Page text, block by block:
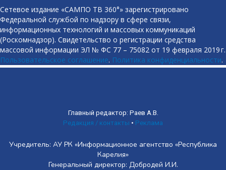
Сетевое издание «САМПО ТВ 360°» зарегистрировано
Федеральной службой по надзору в сфере связи,
информационных технологий и массовых коммуникаций
(Роскомнадзор). Свидетельство о регистрации средства
массовой информации ЭЛ № ФС 77 – 75082 от 19 февраля 2019 г.
Пользовательское соглашение. Политика конфиденциальности.
Главный редактор: Раев А.В.
Редакция / контакты • Реклама
Учредитель: АУ РК «Информационное агентство «Республика
Карелия»
Генеральный директор: Добродей И.И.